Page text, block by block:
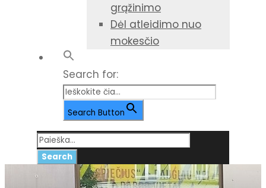
grąžinimo
Dėl atleidimo nuo
mokesčio
Search for:
Search Button